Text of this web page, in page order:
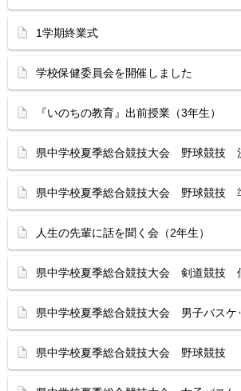
1学期終業式
学校保健委員会を開催しました
『いのちの教育』出前授業（3年生）
県中学校夏季総合競技大会 野球競技
県中学校夏季総合競技大会 野球競技
人生の先輩に話を聞く会（2年生）
県中学校夏季総合競技大会 剣道競技
県中学校夏季総合競技大会 男子バスケ
県中学校夏季総合競技大会 野球競技